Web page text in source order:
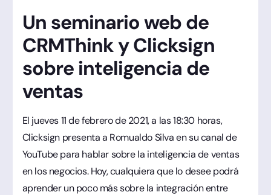
Un seminario web de
CRMThink y Clicksign
sobre inteligencia de
ventas
El jueves 11 de febrero de 2021, a las 18:30 horas,
Clicksign presenta a Romualdo Silva en su canal de
YouTube para hablar sobre la inteligencia de ventas
en los negocios. Hoy, cualquiera que lo desee podrá
aprender un poco más sobre la integración entre